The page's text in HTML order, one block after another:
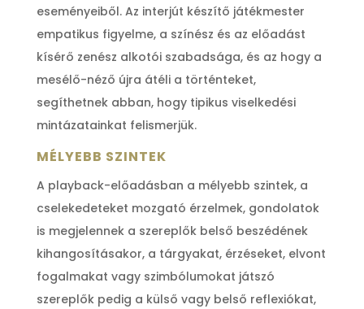
eseményeiből. Az interjút készítő játékmester
empatikus figyelme, a színész és az előadást
kísérő zenész alkotói szabadsága, és az hogy a
mesélő-néző újra átéli a történteket,
segíthetnek abban, hogy tipikus viselkedési
mintázatainkat felismerjük.
MÉLYEBB SZINTEK
A playback-előadásban a mélyebb szintek, a
cselekedeteket mozgató érzelmek, gondolatok
is megjelennek a szereplők belső beszédének
kihangosításakor, a tárgyakat, érzéseket, elvont
fogalmakat vagy szimbólumokat játszó
szereplők pedig a külső vagy belső reflexiókat,